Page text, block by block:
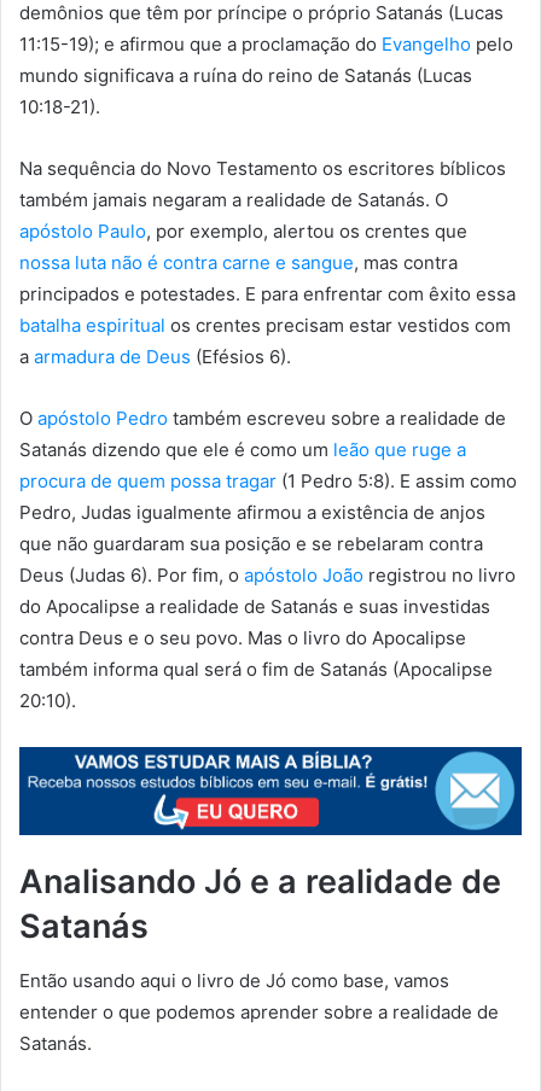
demônios que têm por príncipe o próprio Satanás (Lucas
11:15-19); e afirmou que a proclamação do Evangelho pelo
mundo significava a ruína do reino de Satanás (Lucas
10:18-21).
Na sequência do Novo Testamento os escritores bíblicos
também jamais negaram a realidade de Satanás. O
apóstolo Paulo, por exemplo, alertou os crentes que
nossa luta não é contra carne e sangue, mas contra
principados e potestades. E para enfrentar com êxito essa
batalha espiritual os crentes precisam estar vestidos com
a armadura de Deus (Efésios 6).
O apóstolo Pedro também escreveu sobre a realidade de
Satanás dizendo que ele é como um leão que ruge a
procura de quem possa tragar (1 Pedro 5:8). E assim como
Pedro, Judas igualmente afirmou a existência de anjos
que não guardaram sua posição e se rebelaram contra
Deus (Judas 6). Por fim, o apóstolo João registrou no livro
do Apocalipse a realidade de Satanás e suas investidas
contra Deus e o seu povo. Mas o livro do Apocalipse
também informa qual será o fim de Satanás (Apocalipse
20:10).
Analisando Jó e a realidade de
Satanás
Então usando aqui o livro de Jó como base, vamos
entender o que podemos aprender sobre a realidade de
Satanás.